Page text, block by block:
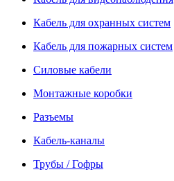
Кабель для охранных систем
Кабель для пожарных систем
Силовые кабели
Монтажные коробки
Разъемы
Кабель-каналы
Трубы / Гофры